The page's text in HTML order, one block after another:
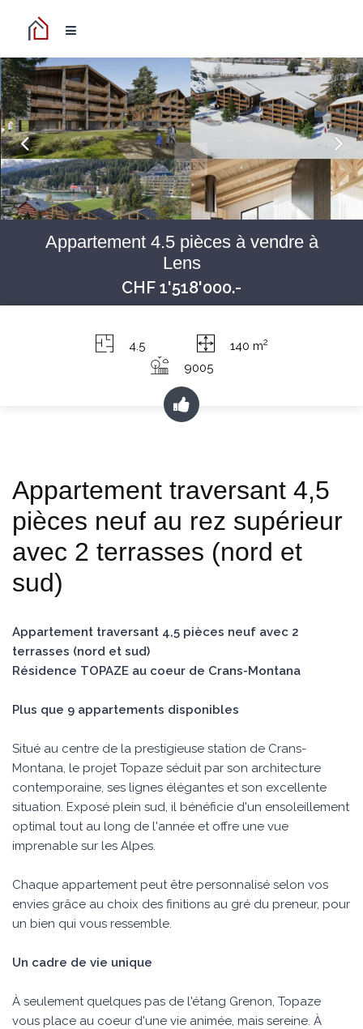
Appartement 4.5 pièces à vendre à
Lens
CHF 1'518'000.-
4.5 140 m2
9005
Appartement traversant 4,5
pièces neuf au rez supérieur
avec 2 terrasses (nord et
sud)
Appartement traversant 4,5 pièces neuf avec 2
terrasses (nord et sud)
Résidence TOPAZE au coeur de Crans-Montana
Plus que 9 appartements disponibles
Situé au centre de la prestigieuse station de Crans-
Montana, le projet Topaze séduit par son architecture
contemporaine, ses lignes élégantes et son excellente
situation. Exposé plein sud, il bénéficie d'un ensoleillement
optimal tout au long de l'année et offre une vue
imprenable sur les Alpes.
Chaque appartement peut être personnalisé selon vos
envies grâce au choix des finitions au gré du preneur, pour
un bien qui vous ressemble.
Un cadre de vie unique
À seulement quelques pas de l'étang Grenon, Topaze
vous place au coeur d'une vie animée, mais sereine. À